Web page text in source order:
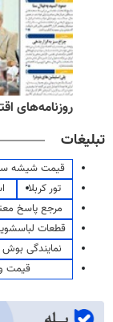
روزنامه‌های
تبلیغات
قیمت شیشه
تور کربلا
مرجع پاسخ
قطعات
نمایندگی بوش
قیمت